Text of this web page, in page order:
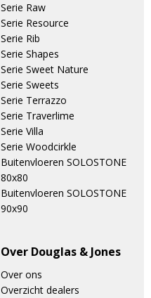
Serie Raw
Serie Resource
Serie Rib
Serie Shapes
Serie Sweet Nature
Serie Sweets
Serie Terrazzo
Serie Traverlime
Serie Villa
Serie Woodcirkle
Buitenvloeren SOLOSTONE
80x80
Buitenvloeren SOLOSTONE
90x90
Over Douglas & Jones
Over ons
Overzicht dealers